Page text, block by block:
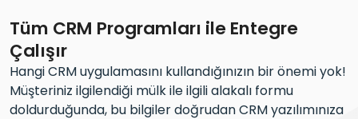
Tüm CRM Programları ile Entegre
Çalışır
Hangi CRM uygulamasını kullandığınızın bir önemi yok!
Müşteriniz ilgilendiği mülk ile ilgili alakalı formu
doldurduğunda, bu bilgiler doğrudan CRM yazılımınıza